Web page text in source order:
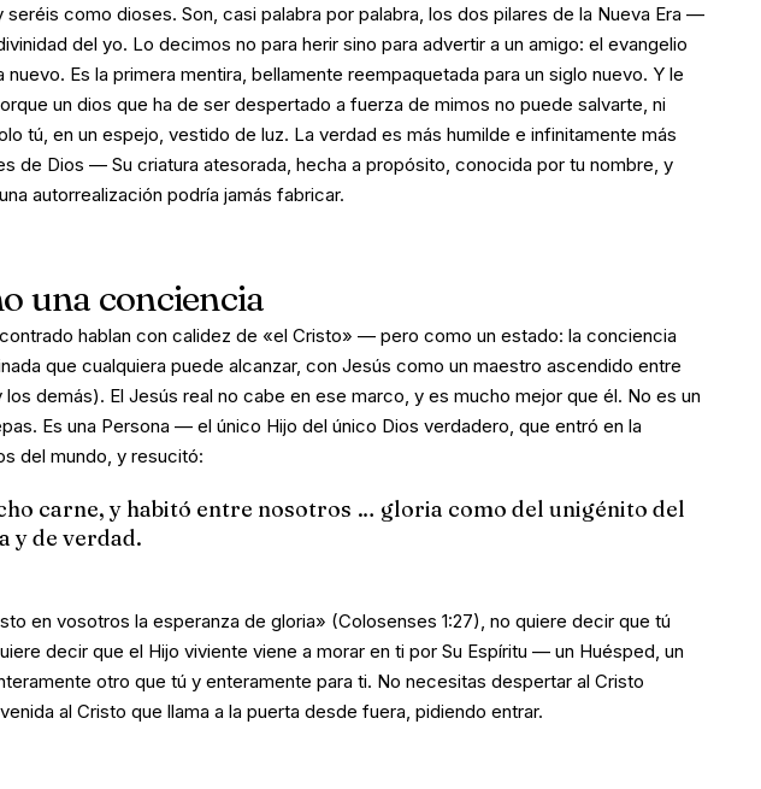
seréis como dioses. Son, casi palabra por palabra, los dos pilares de la Nueva Era —
del yo. Lo decimos no para herir sino para advertir a un amigo: el evangelio
Es la primera mentira, bellamente reempaquetada para un siglo nuevo. Y le
un dios que ha de ser despertado a fuerza de mimos no puede salvarte, ni
tú, en un espejo, vestido de luz. La verdad es más humilde e infinitamente más
de Dios — Su criatura atesorada, hecha a propósito, conocida por tu nombre, y
autorrealización podría jamás fabricar.
una conciencia
hablan con calidez de «el Cristo» — pero como un estado: la conciencia
que cualquiera puede alcanzar, con Jesús como un maestro ascendido entre
los demás). El Jesús real no cabe en ese marco, y es mucho mejor que él. No es un
Es una Persona — el único Hijo del único Dios verdadero, que entró en la
del mundo, y resucitó:
carne, y habitó entre nosotros … gloria como del unigénito del
y de verdad.
en vosotros la esperanza de gloria» (Colosenses 1:27), no quiere decir que tú
decir que el Hijo viviente viene a morar en ti por Su Espíritu — un Huésped, un
otro que tú y enteramente para ti. No necesitas despertar al Cristo
al Cristo que llama a la puerta desde fuera, pidiendo entrar.